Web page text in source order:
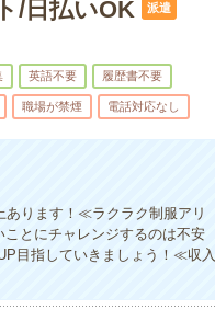
/日払いOK 派遣
英語不要 履歴書不要
職場が禁煙 電話対応なし
ります！≪ラクラク制服アリ
とにチャレンジするのは不安
目指していきましょう！≪収入